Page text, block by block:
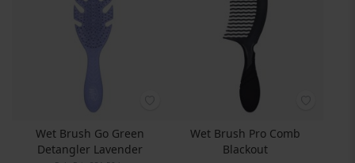
Wet Brush Go Green
Detangler Lavender
Wet Brush Pro Comb
Blackout